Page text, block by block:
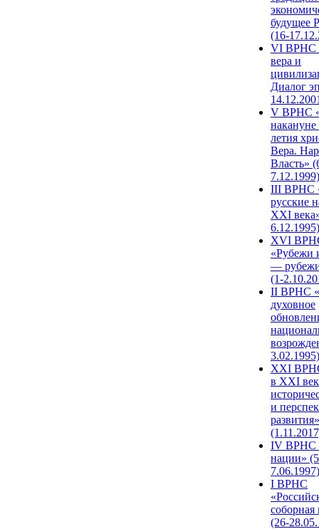
будущее
(16-
VI ВРНС
вера и
Диалог
V ВРНС
накануне
летия
Вера.
Власть»
7.12.1999)
III ВРНС
русские
XXI
6.12.1995)
XVI
«Рубежи
—
(1-
II ВРНС
духовное
3.02.1995)
XХI
в XXI
и
развития»
IV ВРНС
нации»
7.06.1997)
I ВРНС
(26-